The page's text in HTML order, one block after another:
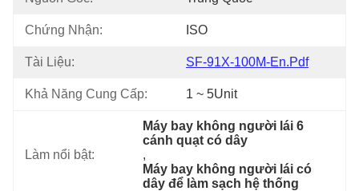
Chứng Nhận: ISO
Tài Liệu: SF-91X-100M-En.pdf
Khả Năng Cung Cấp: 1 ~ 5Unit
Làm nổi bật:
Máy bay không người lái 6
cánh quạt có dây
,
Máy bay không người lái có
dây để làm sạch hệ thống